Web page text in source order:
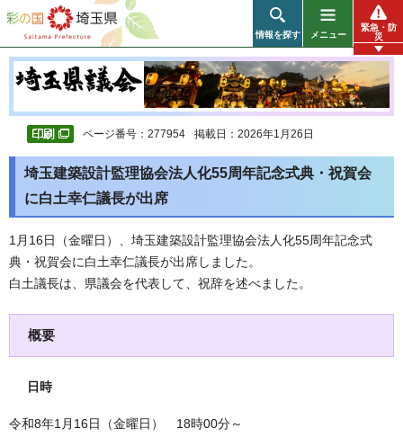
彩の国 埼玉県
情報を探す メニュー
緊急・防
災
ページ番号：277954 掲載日：2026年1月26日
埼玉建築設計監理協会法人化55周年記念式典・祝賀会
に白土幸仁議長が出席
1月16日（金曜日）、埼玉建築設計監理協会法人化55周年記念式
典・祝賀会に白土幸仁議長が出席しました。
白土議長は、県議会を代表して、祝辞を述べました。
概要
日時
令和8年1月16日（金曜日） 18時00分～